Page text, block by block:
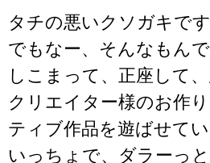
タチの悪いクソガキで
でもなー、そんなもん
しこまって、正座して
クリエイター様のお作
ティブ作品を遊ばせて
いっちょで、ダラーっ